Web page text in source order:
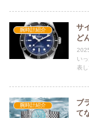
腕時計紹介
サ
ど
い
表
腕時計紹介
ブ
て